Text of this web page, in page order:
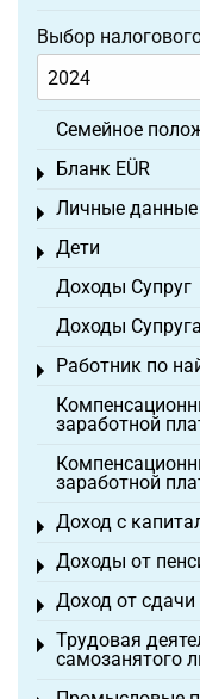
Выбор
Семейное
Бланк EÜR
Toggle menu
Личные данные
Toggle menu
Дети
Toggle menu
Доходы Супруг
Доходы Супруга
Работник по
Toggle menu
заработной
заработной
Доход с
Toggle menu
Доходы от
Toggle menu
Доход от сдачи
Toggle menu
Трудовая
самозанятого
Toggle menu